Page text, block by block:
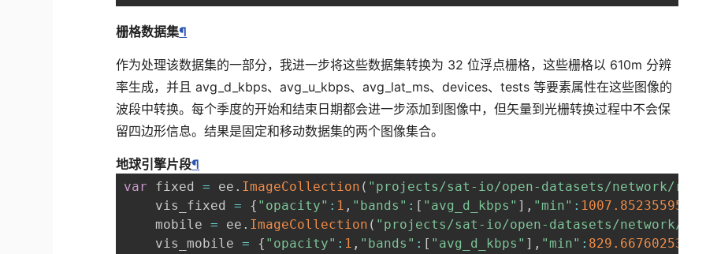
栅格数据集¶
作为处理该数据集的一部分，我进一步将这些数据集转换为 32 位浮点栅格，这些栅格以 610m 分辨
率生成，并且 avg_d_kbps、avg_u_kbps、avg_lat_ms、devices、tests 等要素属性在这些图像的
波段中转换。每个季度的开始和结束日期都会进一步添加到图像中，但矢量到光栅转换过程中不会保
留四边形信息。结果是固定和移动数据集的两个图像集合。
地球引擎片段¶
var fixed = ee . ImageCollection ( "projects/sat-io/open-datasets/network/
    vis_fixed
= { "opacity" : 1 , "bands" : [ "avg_d_kbps" ] , "min" :
    mobile
= ee . ImageCollection ( "projects/sat-io/open-datasets/network/
    vis_mobile
= { "opacity" : 1 , "bands" : [ "avg_d_kbps" ] , "min" :